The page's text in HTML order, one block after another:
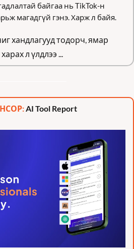
байгаа нь TikTok-н
магадгүй гэнэ. Харж л байя.
хандлагууд тодорч, ямар
л үлдлээ ...
AI Tool Report